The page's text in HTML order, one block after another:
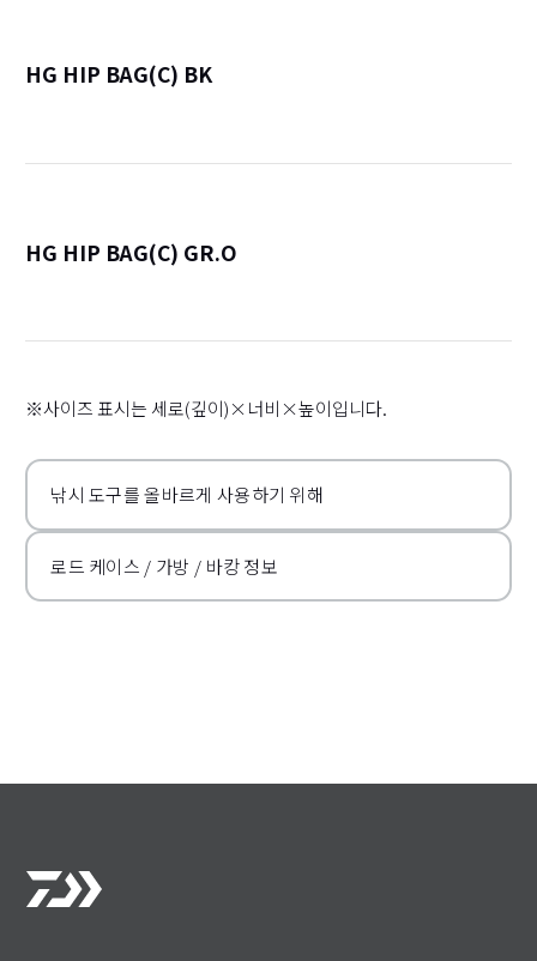
HG HIP BAG(C) BK
HG HIP BAG(C) GR.O
※사이즈 표시는 세로(깊이)×너비×높이입니다.
낚시 도구를 올바르게 사용하기 위해
로드 케이스 / 가방 / 바캉 정보